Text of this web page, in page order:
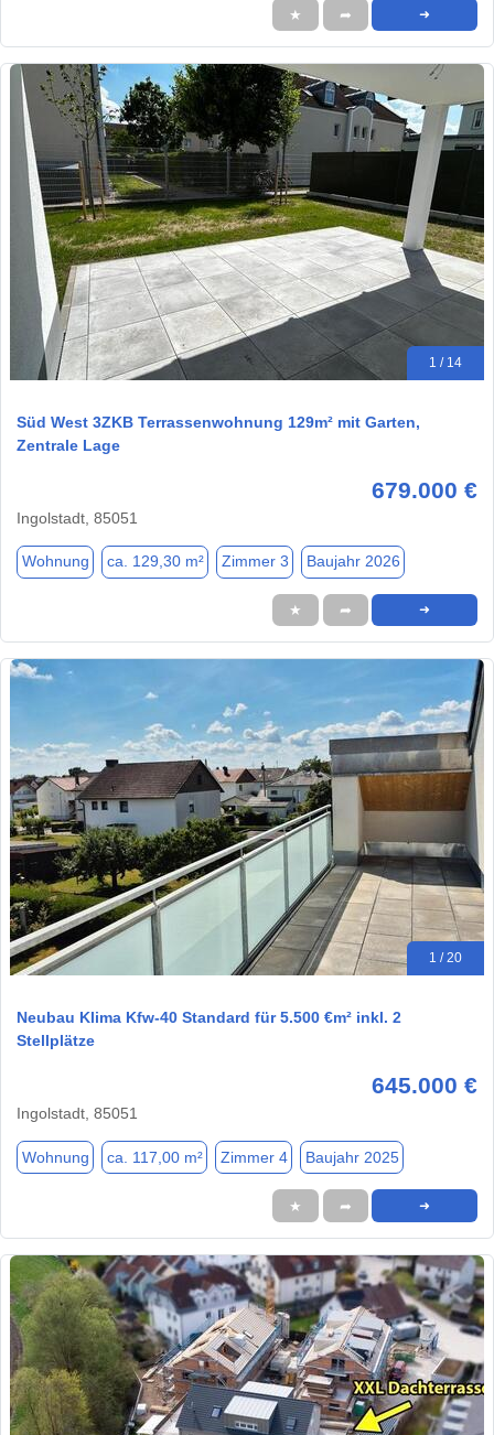
★ ➦ ➜
1 / 14
Süd West 3ZKB Terrassenwohnung 129m² mit Garten,
Zentrale Lage
679.000 €
Ingolstadt, 85051
Wohnung ca. 129,30 m² Zimmer 3 Baujahr 2026
★ ➦ ➜
1 / 20
Neubau Klima Kfw-40 Standard für 5.500 €m² inkl. 2
Stellplätze
645.000 €
Ingolstadt, 85051
Wohnung ca. 117,00 m² Zimmer 4 Baujahr 2025
★ ➦ ➜